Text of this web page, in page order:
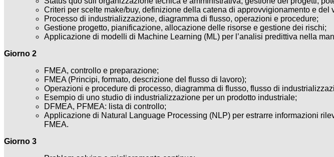
Criteri per scelte make/buy, definizione della catena di approvvigionamento e del
Processo di industrializzazione, diagramma di flusso, operazioni e procedure;
Gestione progetto, pianificazione, allocazione delle risorse e gestione dei rischi;
Applicazione di modelli di Machine Learning (ML) per l’analisi predittiva nella
Giorno 2
FMEA, controllo e preparazione;
FMEA (Principi, formato, descrizione del flusso di lavoro);
Operazioni e procedure di processo, diagramma di flusso, flusso di
Esempio di uno studio di industrializzazione per un prodotto industriale;
DFMEA, PFMEA: lista di controllo;
Applicazione di Natural Language Processing (NLP) per estrarre informazioni
FMEA.
Giorno 3